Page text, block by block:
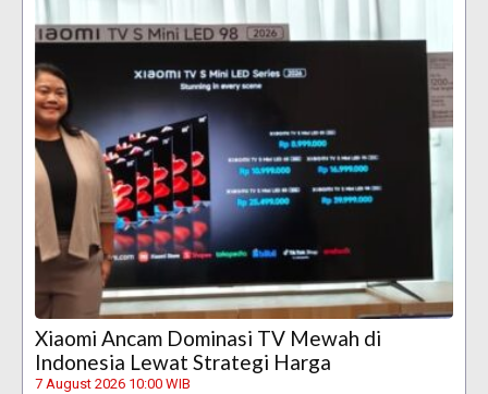
Xiaomi Ancam Dominasi TV Mewah di
Indonesia Lewat Strategi Harga
7 August 2026 10:00 WIB